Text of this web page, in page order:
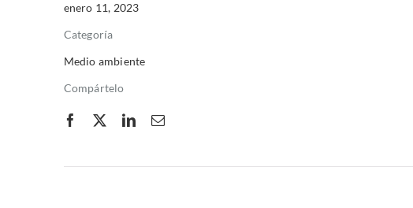
enero 11, 2023
Categoría
Medio ambiente
Compártelo